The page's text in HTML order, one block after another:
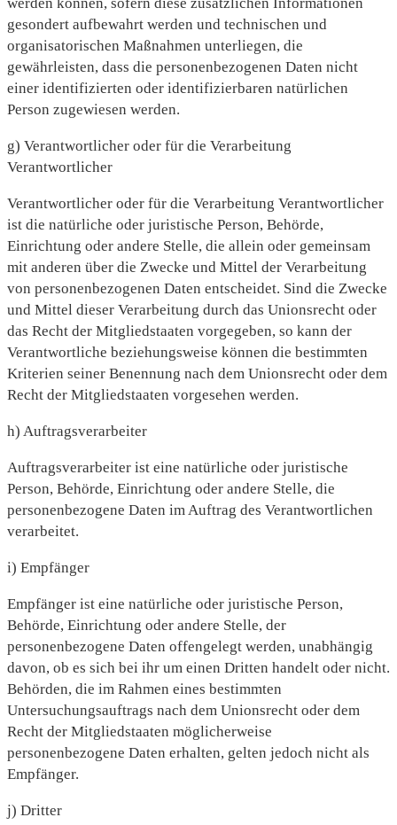
gesondert aufbewahrt werden und technischen und
organisatorischen Maßnahmen unterliegen, die
gewährleisten, dass die personenbezogenen Daten nicht
einer identifizierten oder identifizierbaren natürlichen
Person zugewiesen werden.
g) Verantwortlicher oder für die Verarbeitung
Verantwortlicher
Verantwortlicher oder für die Verarbeitung Verantwortlicher
ist die natürliche oder juristische Person, Behörde,
Einrichtung oder andere Stelle, die allein oder gemeinsam
mit anderen über die Zwecke und Mittel der Verarbeitung
von personenbezogenen Daten entscheidet. Sind die Zwecke
und Mittel dieser Verarbeitung durch das Unionsrecht oder
das Recht der Mitgliedstaaten vorgegeben, so kann der
Verantwortliche beziehungsweise können die bestimmten
Kriterien seiner Benennung nach dem Unionsrecht oder dem
Recht der Mitgliedstaaten vorgesehen werden.
h) Auftragsverarbeiter
Auftragsverarbeiter ist eine natürliche oder juristische
Person, Behörde, Einrichtung oder andere Stelle, die
personenbezogene Daten im Auftrag des Verantwortlichen
verarbeitet.
i) Empfänger
Empfänger ist eine natürliche oder juristische Person,
Behörde, Einrichtung oder andere Stelle, der
personenbezogene Daten offengelegt werden, unabhängig
davon, ob es sich bei ihr um einen Dritten handelt oder nicht.
Behörden, die im Rahmen eines bestimmten
Untersuchungsauftrags nach dem Unionsrecht oder dem
Recht der Mitgliedstaaten möglicherweise
personenbezogene Daten erhalten, gelten jedoch nicht als
Empfänger.
j) Dritter